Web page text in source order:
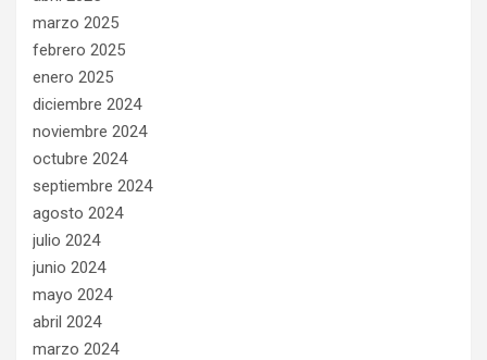
marzo 2025
febrero 2025
enero 2025
diciembre 2024
noviembre 2024
octubre 2024
septiembre 2024
agosto 2024
julio 2024
junio 2024
mayo 2024
abril 2024
marzo 2024